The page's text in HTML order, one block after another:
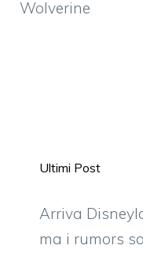
Wolverine
Ultimi Post
Arriva
ma i rumors